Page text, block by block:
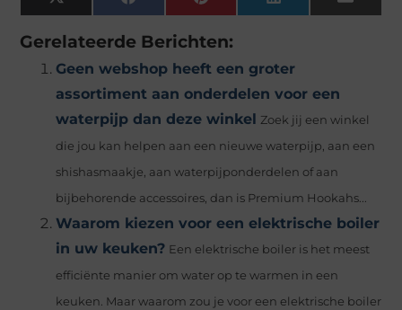
(Twitter)
Gerelateerde Berichten:
Geen webshop heeft een groter
assortiment aan onderdelen voor een
waterpijp dan deze winkel
Zoek jij een winkel
die jou kan helpen aan een nieuwe waterpijp, aan een
shishasmaakje, aan waterpijponderdelen of aan
bijbehorende accessoires, dan is Premium Hookahs...
Waarom kiezen voor een elektrische boiler
in uw keuken? Een elektrische boiler is het meest
efficiënte manier om water op te warmen in een
keuken. Maar waarom zou je voor een elektrische boiler